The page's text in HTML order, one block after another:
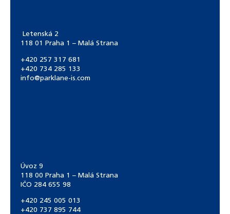
Letenská 2
118 01 Praha 1 – Malá Strana
+420 257 317 681
+420 734 285 133
info@parklane-is.com
Úvoz 9
118 00 Praha 1 – Malá Strana
IČO 284 655 98
+420 245 005 013
+420 737 895 744